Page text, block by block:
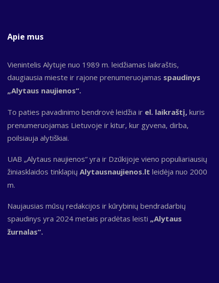
Apie mus
Vienintelis Alytuje nuo 1989 m. leidžiamas laikraštis,
daugiausia mieste ir rajone prenumeruojamas spaudinys
„Alytaus naujienos“.
To paties pavadinimo bendrovė leidžia ir el. laikraštį, kuris
prenumeruojamas Lietuvoje ir kitur, kur gyvena, dirba,
poilsiauja alytiškiai.
UAB „Alytaus naujienos“ yra ir Dzūkijoje vieno populiariausių
žiniasklaidos tinklapių Alytausnaujienos.lt leidėja nuo 2000
m.
Naujausias mūsų redakcijos ir kūrybinių bendradarbių
spaudinys yra 2024 metais pradėtas leisti „Alytaus
žurnalas“.